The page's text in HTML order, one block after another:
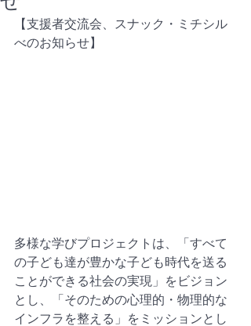
【支援者交流会、スナック・ミチシル
べのお知らせ】
多様な学びプロジェクトは、「すべて
の子ども達が豊かな子ども時代を送る
ことができる社会の実現」をビジョン
とし、「そのための心理的・物理的な
インフラを整える」をミッションとし